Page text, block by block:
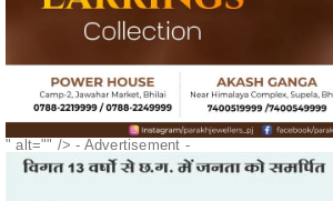
" alt="" />- Advertisement -